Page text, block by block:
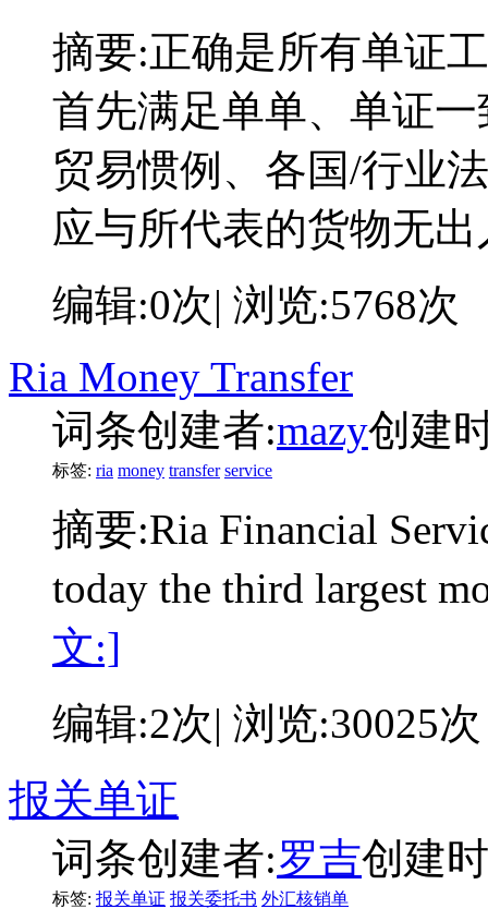
摘要:正确是所有单证
首先满足单单、单证
贸易惯例、各国/行业
应与所代表的货物无出
编辑:0次| 浏览:5768次
Ria Money Transfer
词条创建者:mazy创建
标签: ria money transfer service
摘要:Ria Financial
today the third largest
文:]
编辑:2次| 浏览:30025次
报关单证
词条创建者:罗吉创建
标签: 报关单证 报关委托书 外汇核销单